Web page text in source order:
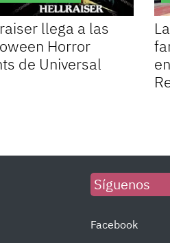
llega a las
Horror
de Universal
Síguenos
Facebook